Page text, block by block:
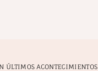
ÚLTIMOS ACONTECIMIENTOS